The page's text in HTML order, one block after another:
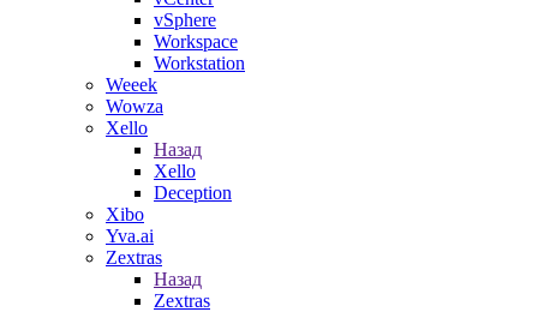
vSphere
Workspace
Workstation
Weeek
Wowza
Xello
Назад
Xello
Deception
Xibo
Yva.ai
Zextras
Назад
Zextras